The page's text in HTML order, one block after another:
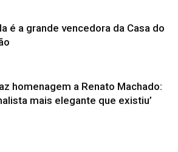
é a grande vencedora da Casa do
homenagem a Renato Machado:
mais elegante que existiu’